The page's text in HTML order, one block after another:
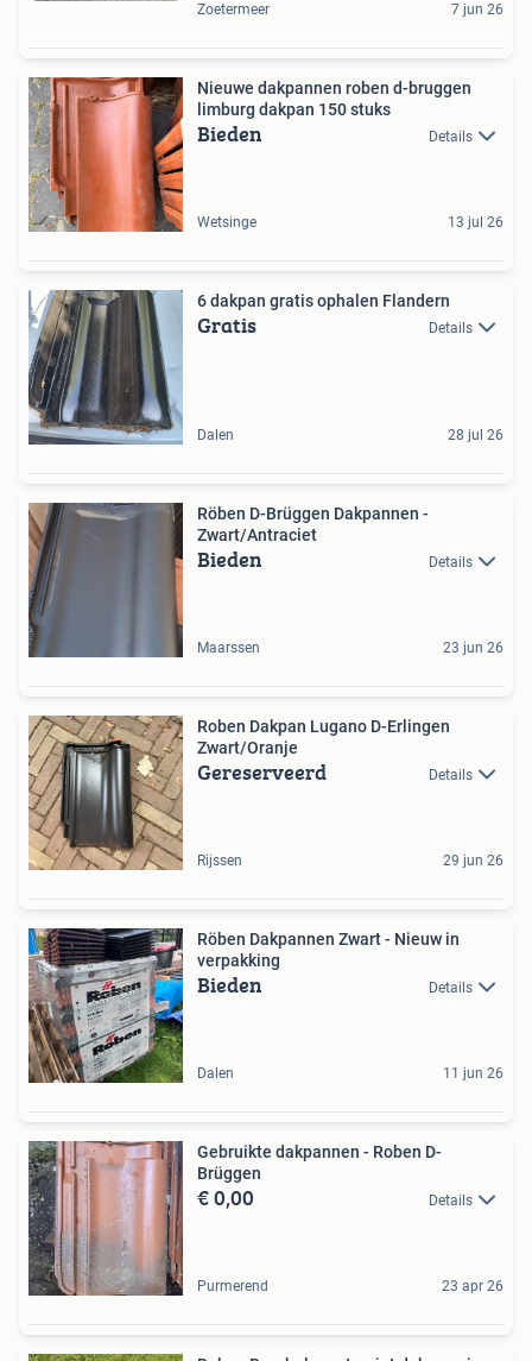
Zoetermeer 7 jun 26
Nieuwe dakpannen roben d-bruggen
limburg dakpan 150 stuks
Bieden Details
Wetsinge 13 jul 26
6 dakpan gratis ophalen Flandern
Gratis Details
Dalen 28 jul 26
Röben D-Brüggen Dakpannen -
Zwart/Antraciet
Bieden Details
Maarssen 23 jun 26
Roben Dakpan Lugano D-Erlingen
Zwart/Oranje
Gereserveerd Details
Rijssen 29 jun 26
Röben Dakpannen Zwart - Nieuw in
verpakking
Bieden Details
Dalen 11 jun 26
Gebruikte dakpannen - Roben D-
Brüggen
€ 0,00 Details
Purmerend 23 apr 26